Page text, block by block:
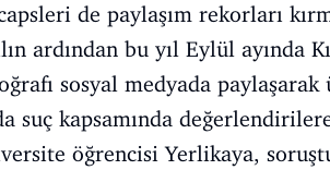
de paylaşım rekorları
ardından bu yıl Eylül ayında
sosyal medyada paylaşarak
suç kapsamında
öğrencisi Yerlikaya,